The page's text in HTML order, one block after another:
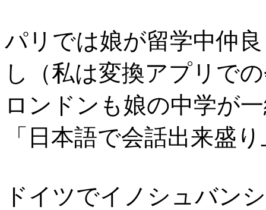
パリでは娘が留学中仲
し（私は変換アプリで
ロンドンも娘の中学が
「日本語で会話出来盛
ドイツでイノシュバン